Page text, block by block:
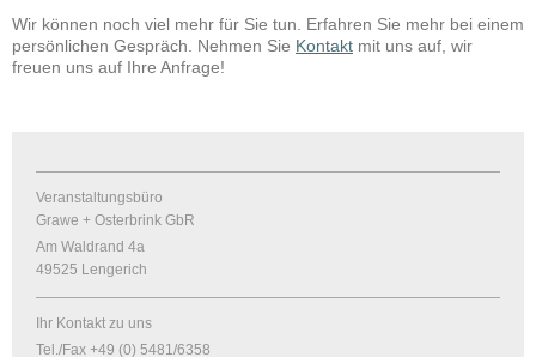
Wir können noch viel mehr für Sie tun. Erfahren Sie mehr bei einem
persönlichen Gespräch. Nehmen Sie Kontakt mit uns auf, wir
freuen uns auf Ihre Anfrage!
Veranstaltungsbüro
Grawe + Osterbrink GbR
Am Waldrand 4a
49525 Lengerich
Ihr Kontakt zu uns
Tel./Fax +49 (0) 5481/6358